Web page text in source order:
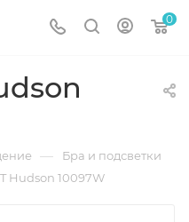
0
— Бра и подсветки
Hudson 10097W